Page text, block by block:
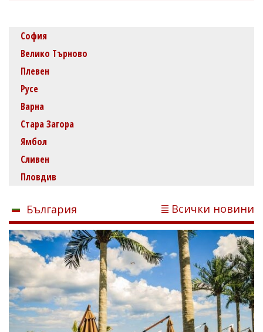
София
Велико Търново
Плевен
Русе
Варна
Стара Загора
Ямбол
Сливен
Пловдив
България Всички новини